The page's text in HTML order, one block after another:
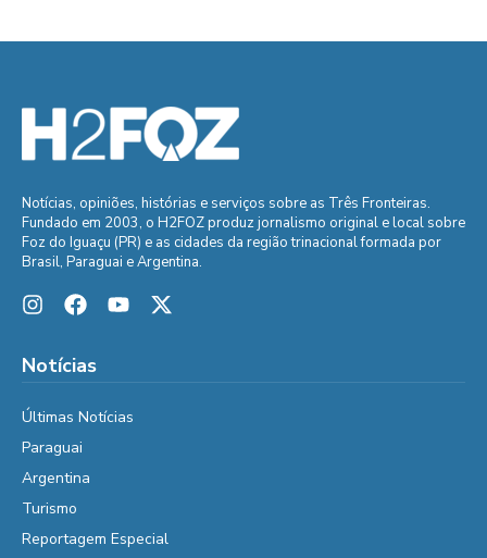
Notícias, opiniões, histórias e serviços sobre as Três Fronteiras.
Fundado em 2003, o H2FOZ produz jornalismo original e local sobre
Foz do Iguaçu (PR) e as cidades da região trinacional formada por
Brasil, Paraguai e Argentina.
Notícias
Últimas Notícias
Paraguai
Argentina
Turismo
Reportagem Especial